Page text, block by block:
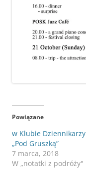
Powiązane
w Klubie Dziennikarzy
„Pod Gruszką”
7 marca, 2018
W „notatki z podróży"